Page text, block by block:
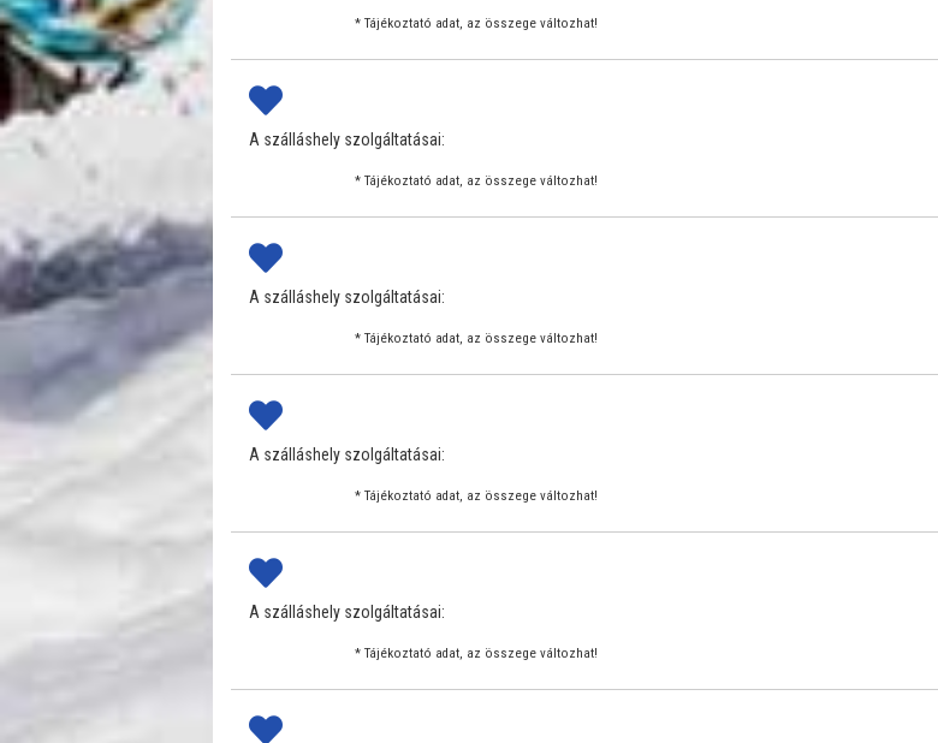
* Tájékoztató adat, az összege változhat!
A szálláshely szolgáltatásai:
* Tájékoztató adat, az összege változhat!
A szálláshely szolgáltatásai:
* Tájékoztató adat, az összege változhat!
A szálláshely szolgáltatásai:
* Tájékoztató adat, az összege változhat!
A szálláshely szolgáltatásai:
* Tájékoztató adat, az összege változhat!